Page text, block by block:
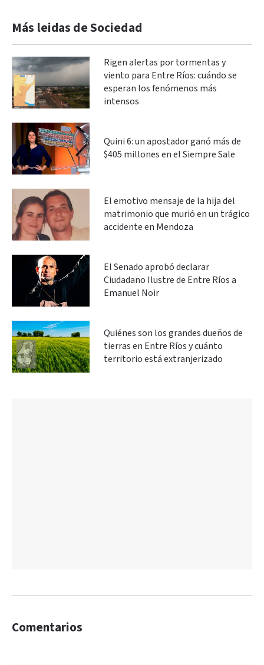
Más leidas de Sociedad
Rigen alertas por tormentas y
viento para Entre Ríos: cuándo se
esperan los fenómenos más
intensos
Quini 6: un apostador ganó más de
$405 millones en el Siempre Sale
El emotivo mensaje de la hija del
matrimonio que murió en un trágico
accidente en Mendoza
El Senado aprobó declarar
Ciudadano Ilustre de Entre Ríos a
Emanuel Noir
Quiénes son los grandes dueños de
tierras en Entre Ríos y cuánto
territorio está extranjerizado
Comentarios